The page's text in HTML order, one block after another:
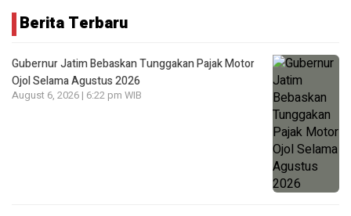
Berita Terbaru
Gubernur Jatim Bebaskan Tunggakan Pajak Motor
Ojol Selama Agustus 2026
August 6, 2026 | 6:22 pm WIB